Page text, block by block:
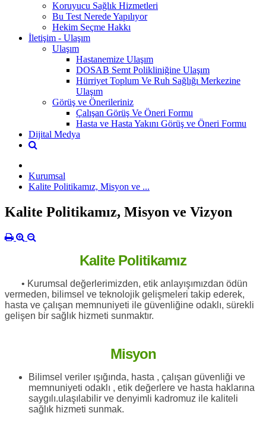
Koruyucu Sağlık Hizmetleri
Bu Test Nerede Yapılıyor
Hekim Seçme Hakkı
İletişim - Ulaşım
Ulaşım
Hastanemize Ulaşım
DOSAB Semt Polikliniğine Ulaşım
Hürriyet Toplum Ve Ruh Sağlığı Merkezine
Ulaşım
Görüş ve Önerileriniz
Çalışan Görüş Ve Öneri Formu
Hasta ve Hasta Yakını Görüş ve Öneri Formu
Dijital Medya
Kurumsal
Kalite Politikamız, Misyon ve ...
Kalite Politikamız, Misyon ve Vizyon
Kalite Politikamız
• Kurumsal değerlerimizden, etik anlayışımızdan ödün
vermeden, bilimsel ve teknolojik gelişmeleri takip ederek,
hasta ve çalışan memnuniyeti ile güvenliğine odaklı, sürekli
gelişen bir sağlık hizmeti sunmaktır.
Misyon
Bilimsel veriler ışığında, hasta , çalışan güvenliği ve
memnuniyeti odaklı , etik değerlere ve hasta haklarına
saygılı.ulaşılabilir ve denyimli kadromuz ile kaliteli
sağlık hizmeti sunmak.